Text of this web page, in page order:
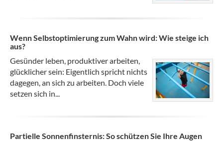
Wenn Selbstoptimierung zum Wahn wird: Wie steige ich
aus?
Gesünder leben, produktiver arbeiten,
glücklicher sein: Eigentlich spricht nichts
dagegen, an sich zu arbeiten. Doch viele
setzen sich in...
Partielle Sonnenfinsternis: So schützen Sie Ihre Augen